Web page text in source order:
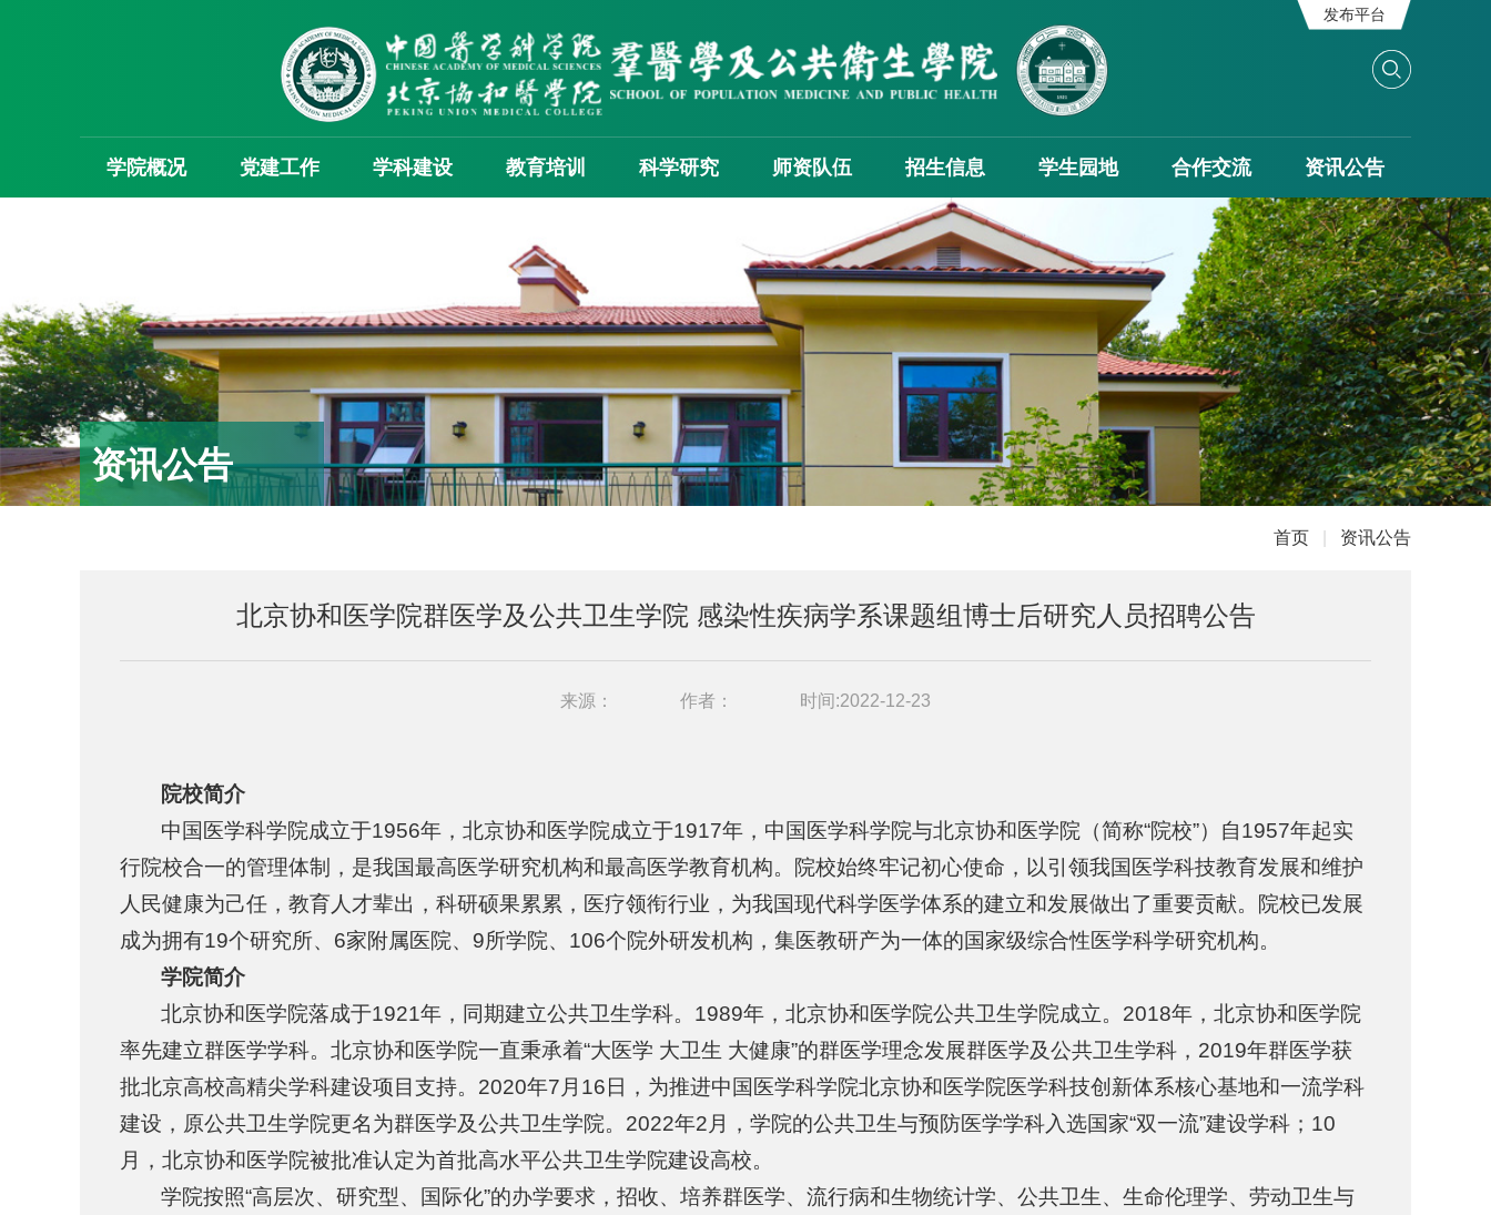
发布平台
学院概况 党建工作 学科建设 教育培训 科学研究 师资队伍 招生信息 学生园地 合作交流 资讯公告
资讯公告
首页 资讯公告
北京协和医学院群医学及公共卫生学院 感染性疾病学系课题组博士后研究人员招聘公告
来源： 作者： 时间:2022-12-23
院校简介
中国医学科学院成立于1956年，北京协和医学院成立于1917年，中国医学科学院与北京协和医学院（简称“院校”）自1957年起实
行院校合一的管理体制，是我国最高医学研究机构和最高医学教育机构。院校始终牢记初心使命，以引领我国医学科技教育发展和维护
人民健康为己任，教育人才辈出，科研硕果累累，医疗领衔行业，为我国现代科学医学体系的建立和发展做出了重要贡献。院校已发展
成为拥有19个研究所、6家附属医院、9所学院、106个院外研发机构，集医教研产为一体的国家级综合性医学科学研究机构。
学院简介
北京协和医学院落成于1921年，同期建立公共卫生学科。1989年，北京协和医学院公共卫生学院成立。2018年，北京协和医学院
率先建立群医学学科。北京协和医学院一直秉承着“大医学 大卫生 大健康”的群医学理念发展群医学及公共卫生学科，2019年群医学获
批北京高校高精尖学科建设项目支持。2020年7月16日，为推进中国医学科学院北京协和医学院医学科技创新体系核心基地和一流学科
建设，原公共卫生学院更名为群医学及公共卫生学院。2022年2月，学院的公共卫生与预防医学学科入选国家“双一流”建设学科；10
月，北京协和医学院被批准认定为首批高水平公共卫生学院建设高校。
学院按照“高层次、研究型、国际化”的办学要求，招收、培养群医学、流行病和生物统计学、公共卫生、生命伦理学、劳动卫生与